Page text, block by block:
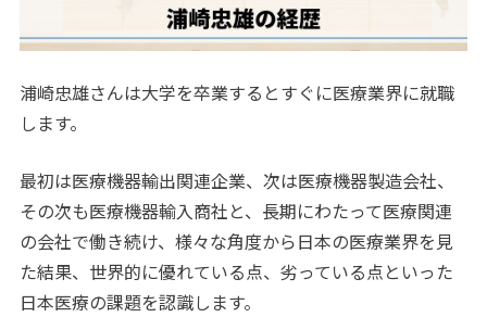
浦崎忠雄さんは大学を卒業するとすぐに医療業界に就職
します。
最初は医療機器輸出関連企業、次は医療機器製造会社、
その次も医療機器輸入商社と、長期にわたって医療関連
の会社で働き続け、様々な角度から日本の医療業界を見
た結果、世界的に優れている点、劣っている点といった
日本医療の課題を認識します。